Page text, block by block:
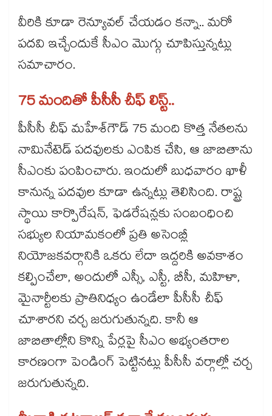
వీరికి కూడా రెన్యూవల్ చేయడం కన్నా.. మరో
పదవి ఇచ్చేందుకే సీఎం మొగ్గు చూపిస్తున్నట్లు
సమాచారం.
75 మందితో పీసీసీ చీఫ్ లిస్ట్​..
పీసీసీ చీఫ్ మహేశ్‌‌‌‌గౌడ్ 75 మంది కొత్త నేతలను
నామినేటెడ్ పదవులకు ఎంపిక చేసి, ఆ జాబితాను
సీఎంకు పంపించారు. ఇందులో బుధవారం ఖాళీ
కానున్న పదవుల కూడా ఉన్నట్లు తెలిసింది. రాష్ట్ర
స్థాయి కార్పొరేషన్, ఫెడరేషన్లకు సంబంధించి
సభ్యుల నియామకంలో ప్రతి అసెంబ్లీ
నియోజకవర్గానికి ఒకరు లేదా ఇద్దరికి అవకాశం
కల్పించేలా, అందులో ఎస్సీ, ఎస్టీ, బీసీ, మహిళా,
మైనార్టీలకు ప్రాతినిధ్యం ఉండేలా పీసీసీ చీఫ్
చూశారని చర్చ జరుగుతున్నది. కానీ ఆ
జాబితాల్లోని కొన్ని పేర్లపై సీఎం అభ్యంతరాల
కారణంగా పెండింగ్ పెట్టినట్లు పీసీసీ వర్గాల్లో చర్చ
జరుగుతున్నది.